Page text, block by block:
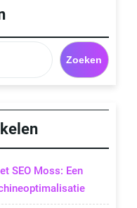
Zoeken
SEO Moss: Een